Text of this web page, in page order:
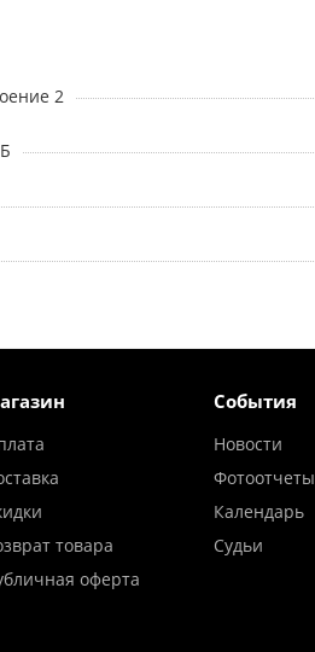
2
товара
оферта
События
Новости
Фотоотчеты
Календарь
Судьи